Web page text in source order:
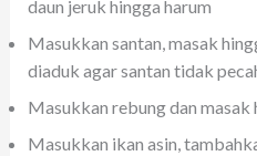
daun jeruk hingga harum
Masukkan santan, masak
diaduk agar santan tidak
Masukkan rebung dan
Masukkan ikan asin,